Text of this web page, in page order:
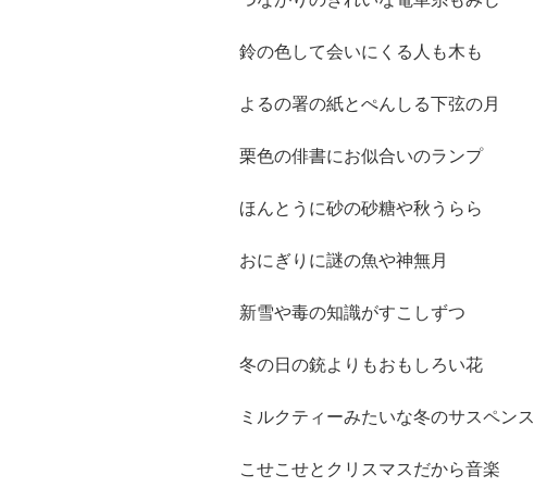
鈴の色して会いにくる人も木も
よるの署の紙とぺんしる下弦の月
栗色の俳書にお似合いのランプ
ほんとうに砂の砂糖や秋うらら
おにぎりに謎の魚や神無月
新雪や毒の知識がすこしずつ
冬の日の銃よりもおもしろい花
ミルクティーみたいな冬のサスペンス
こせこせとクリスマスだから音楽